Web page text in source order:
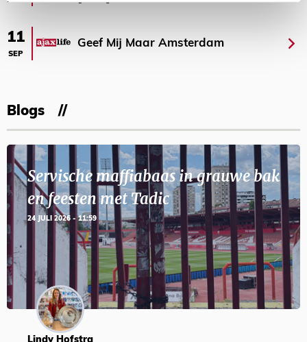
11
SEP
Geef Mij Maar Amsterdam
Blogs
Servische maffiabaas in grauwe bak
en feesten met Tadic
24 JULI 2026 - 11:59